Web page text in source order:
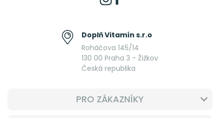
Doplň Vitamín s.r.o
Roháčova 145/14
130 00 Praha 3 - Žižkov
Česká republika
PRO ZÁKAZNÍKY